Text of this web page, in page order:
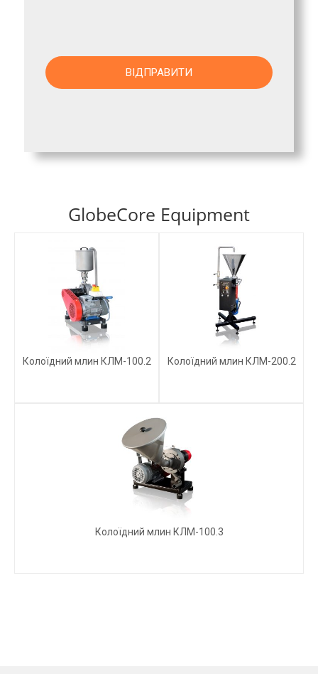
GlobeCore Equipment
Колоїдний млин КЛМ-100.2 Колоїдний млин КЛМ-200.2
Колоїдний млин КЛМ-100.3